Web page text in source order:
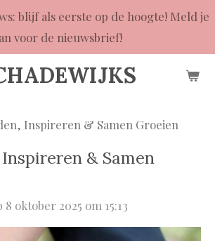
blijf als eerste op de hoogte! Meld je
voor de nieuwsbrief!
Inspireren & Samen Groeien
& Samen
oktober 2025 om 15:13